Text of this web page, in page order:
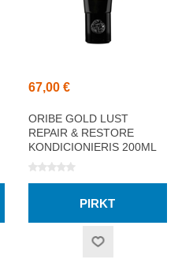
67,00 €
ORIBE GOLD LUST
REPAIR & RESTORE
KONDICIONIERIS 200ML